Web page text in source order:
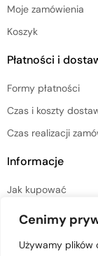
Cenimy
Używamy plików
Moje zamówienia
Koszyk
Płatności i
Formy płatności
Czas i koszty
Czas realizacji
Informacje
Jak kupować
Regulamin sklepu